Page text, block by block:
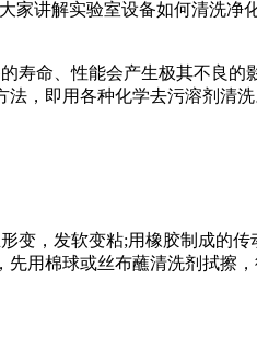
家讲解实验室设备如何清洗净
寿命、性能会产生极其不良的
，即用各种化学去污溶剂清
，发软变粘;用橡胶制成的传
用棉球或丝布蘸清洗剂拭擦